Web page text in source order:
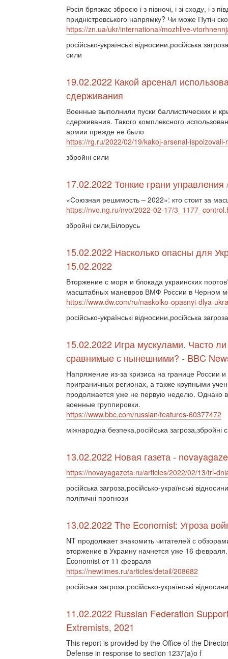
Росія брязкає зброєю і з півночі, і зі сходу, і з
придністровського напрямку? Чи може Путін
https://zn.ua/ukr/international/mozhlive-
російсько-українські відносини,російська
сили
19.02.2022 Какой арсенал
сдерживания
Военные выполнили пуски баллистических и
сдерживания. Такого комплексного
армии прежде не было
https://rg.ru/2022/02/19/kakoj-arsenal-
збройні сили
17.02.2022 Тонкие грани управления
«Союзная решимость – 2022»: кто стоит за
https://nvo.ng.ru/nvo/2022-02-17/
збройні сили,Білорусь
15.02.2022 Насколько опасны для
15.02.2022
Вторжение с моря и блокада украинских
масштабных маневров ВМФ России в Черном
https://www.dw.com/ru/naskolko-opasnyi-dlya-
російсько-українські відносини,російська
15.02.2022 Игра мускулами. Часто
сравнимые с нынешними? - BBC
Напряжение из-за кризиса на границе России
приграничных регионах, а также крупными
продолжается уже не первую неделю. Однако
военные группировки.
https://www.bbc.com/russian/features-60377472
міжнародна безпека,російська загроза,збройні
13.02.2022 Новая газета -
https://novayagazeta.ru/articles/2022/02/13/tri-
російська загроза,російсько-українські
політичні прогнози
13.02.2022 The Economist: Угроза
NT продолжает знакомить читателей с
вторжение в Украину начнется уже 16
Economist от 11 февраля
https://newtimes.ru/articles/detail/208682
російська загроза,російсько-українські
11.02.2022 Russian Federation
Extremists, 2021
This report is provided by the Office of the
Defense in response to section 1237(a)o f